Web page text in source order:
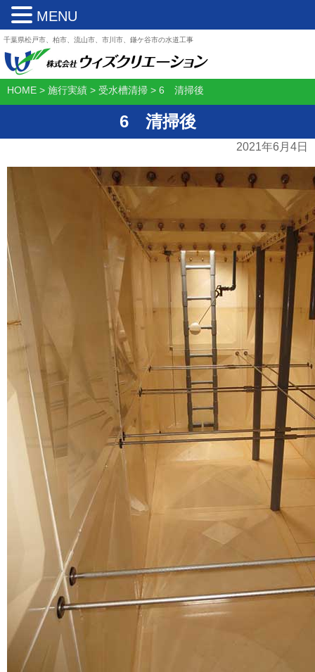
千葉県松戸市、柏市、流山市、市川市、鎌ケ谷市の水道工事
HOME > 施行実績 > 受水槽清掃 > 6 清掃後
6 清掃後
2021年6月4日
MENU